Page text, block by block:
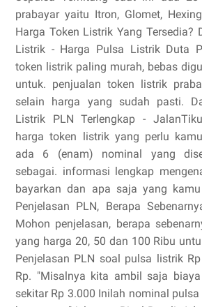
prabayar yaitu Itron, Glomet,
Harga Token Listrik Yang Tersedia?
Listrik - Harga Pulsa Listrik Duta
token listrik paling murah, bebas
untuk. penjualan token listrik
selain harga yang sudah pasti.
Listrik PLN Terlengkap -
harga token listrik yang perlu
ada 6 (enam) nominal yang
sebagai. informasi lengkap
bayarkan dan apa saja yang
Penjelasan PLN, Berapa
Mohon penjelasan, berapa
yang harga 20, 50 dan 100 Ribu
Penjelasan PLN soal pulsa listrik
Rp. "Misalnya kita ambil saja
sekitar Rp 3.000 Inilah nominal